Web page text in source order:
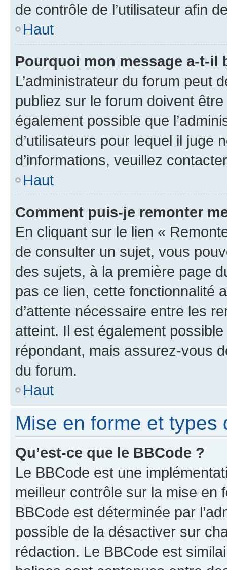
de contrôle de l’utilisateur afin
Haut
Pourquoi mon message a-t-il
L’administrateur du forum peut
publiez sur le forum doivent
également possible que
d’utilisateurs pour lequel il juge
d’informations, veuillez
Haut
Comment puis-je remonter
En cliquant sur le lien «
de consulter un sujet, vous
des sujets, à la première page
pas ce lien, cette fonctionnalité
d’attente nécessaire entre les
atteint. Il est également
répondant, mais assurez-vous
du forum.
Haut
Mise en forme et types
Qu’est-ce que le BBCode ?
Le BBCode est une
meilleur contrôle sur la mise en
BBCode est déterminée par
possible de la désactiver sur
rédaction. Le BBCode est